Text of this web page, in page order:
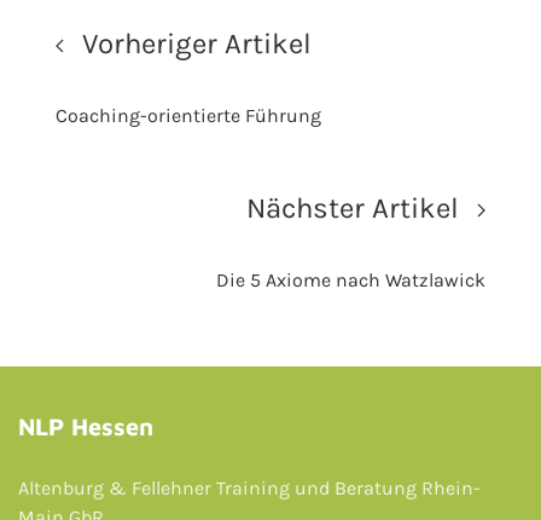
Vorheriger Artikel
Coaching-orientierte Führung
Nächster Artikel
Die 5 Axiome nach Watzlawick
NLP Hessen
Altenburg & Fellehner Training und Beratung Rhein-